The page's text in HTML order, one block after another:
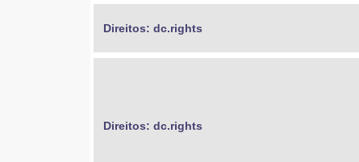
Direitos: dc.rights
Direitos: dc.rights